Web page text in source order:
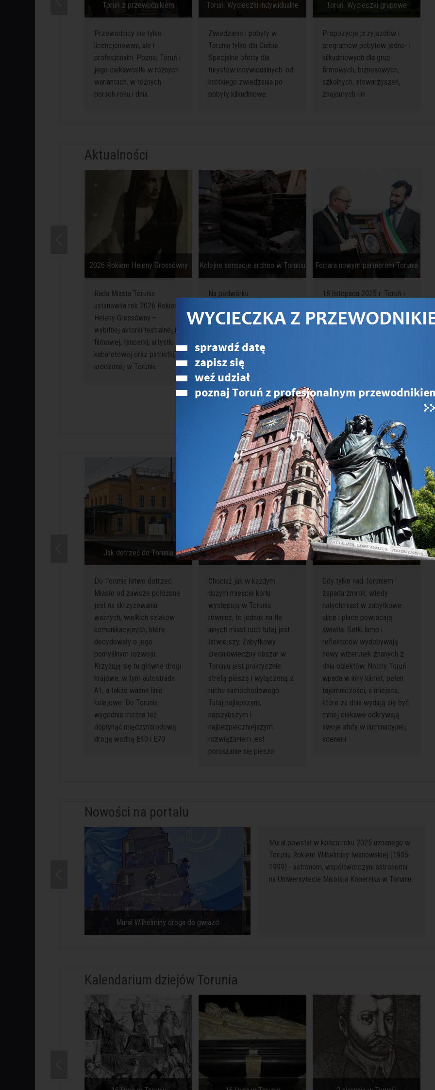
Toruń z przewodnikiem
Przewodnicy nie tylko
licencjonowani, ale i
profesjonalni. Poznaj Toruń i
jego ciekawostki w różnych
wariantach, w różnych
porach roku i dnia.
Toruń. Wycieczki indywidualne
Zwiedzanie i pobyty w
Toruniu tylko dla Ciebie.
Specjalne oferty dla
turystów indywidualnych: od
krótkiego zwiedzania po
pobyty kilkudniowe.
Toruń. Wycieczki grupowe
Propozycje przyjazdów i
programów pobytów jedno- i
kilkudniowych dla grup
firmowych, biznesowych,
szkolnych, stowarzyszeń,
znajomych i in.
Aktualności
2026 Rokiem Heleny Grossówny
Rada Miasta Torunia
ustanowiła rok 2026 Rokiem
Heleny Grossówny –
wybitnej aktorki teatralnej i
filmowej, tancerki, artystki
kabaretowej oraz patriotki,
urodzonej w Toruniu.
Kolejne sensacje archeo w Toruniu
Na podwórku
przy ul. Kopernika 15
czasie prowadzonych prac
archeologicznych odsłonięto
doskonale zachowany duży
fragment ścian drewnianego
domostwa datowany
wstępnie na XIII - XIV w
Ferrara nowym partnerem Torunia
18 listopada 2025 r. Toruń i
stały się partnerskimi
Jak dotrzeć do Torunia
Do Torunia łatwo dotrzeć.
Miasto od zawsze położone
jest na skrzyżowaniu
ważnych, wielkich szlaków
komunikacyjnych, które
decydowały o jego
pomyślnym rozwoju.
Krzyżują się tu główne drogi
krajowe, w tym autostrada
A1, a także ważne linie
kolejowe. Do Torunia
wygodnie można też
dopłynąć międzynarodową
drogą wodną E40 i E70
Jak poruszać się po Toruniu
Chociaż jak w każdym
dużym mieście korki
występują w Toruniu
również, to jednak na tle
innych miast ruch tutaj jest
łatwiejszy. Zabytkowy
średniowieczny obszar w
Toruniu jest praktycznie
strefą pieszą i wyłączoną z
ruchu samochodowego.
Tutaj najlepszym,
najszybszym i
najbezpieczniejszym
rozwiązaniem jest
poruszanie się pieszo
Zobacz Toruń nocą
Gdy tylko nad Toruniem
zapada zmrok, wtedy
natychmiast w zabytkowe
ulice i place powracają
światła. Setki lamp i
reflektorów wydobywają
nowy wizerunek znanych z
dnia obiektów. Nocny Toruń
wpada w inny klimat, pełen
tajemniczości, a miejsca,
które za dnia wydają się być
mniej ciekawe odkrywają
swoje atuty w iluminacyjnej
scenerii
Nowości na portalu
Mural Wilhelminy droga do gwiazd
Mural powstał w końcu roku 2025 uznanego w
Toruniu Rokiem Wilhelminy Iwanowskiej (1905-
1999) - astronom, współtwórczyni astronomii
na Uniwersytecie Mikołaja Kopernika w Toruniu.
Kalendarium dziejów Torunia